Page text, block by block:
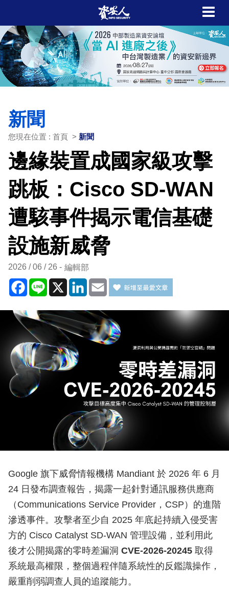
新聞
您現在位置 : 首頁 > 新聞
邊緣裝置成國家級攻擊
跳板：Cisco SD-WAN
遭駭事件揭示電信基礎
設施新威脅
2026 / 06 / 26 編輯部
Facebook
Line X LinkedIn
Email
Google 旗下威脅情報機構 Mandiant 於 2026 年 6 月
24 日發布調查報告，揭露一起針對通訊服務供應商
（Communications Service Provider，CSP）的進階
滲透事件。攻擊者至少自 2025 年底起持續入侵受害
方的 Cisco Catalyst SD-WAN 管理設備，並利用此
後才公開揭露的零時差漏洞 CVE-2026-20245取得
系統最高權限，整個過程伴隨系統性的反鑑識操作，
嚴重削弱調查人員的追蹤能力。